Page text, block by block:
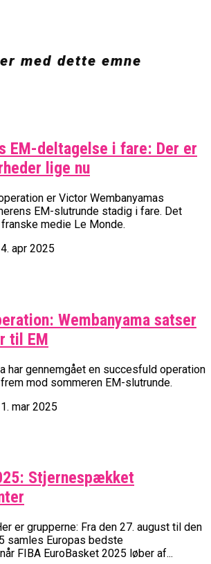
med dette emne
EM-deltagelse i fare: Der er
lige nu
er Victor Wembanyamas
EM-slutrunde stadig i fare. Det
medie Le Monde.
apr 2025
Wembanyama satser
til EM
har gennemgået en succesfuld operation
mod sommeren EM-slutrunde.
mar 2025
Stjernespækket
er grupperne: Fra den 27. august til den
samles Europas bedste
FIBA EuroBasket 2025 løber af...